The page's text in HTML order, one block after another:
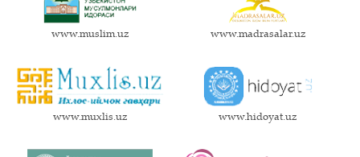
www.muslim.uz www.madrasalar.uz
www.muxlis.uz www.hidoyat.uz